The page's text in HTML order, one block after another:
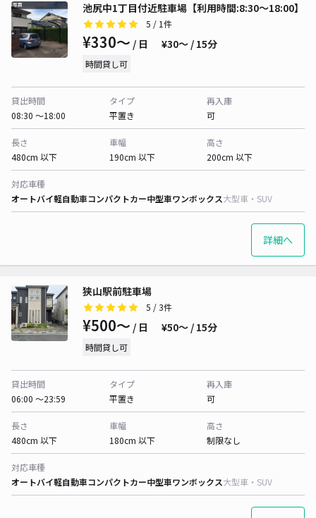
池尻中1丁目付近駐車場【利用時間:8:30～18:00】
5 / 1件
¥330〜 / 日 ¥30〜 / 15分
時間貸し可
貸出時間
08:30 〜18:00
タイプ
平置き
再入庫
可
長さ
480cm 以下
車幅
190cm 以下
高さ
200cm 以下
対応車種
オートバイ軽自動車コンパクトカー中型車ワンボックス大型車・SUV
詳細へ
狭山駅前駐車場
5 / 3件
¥500〜 / 日 ¥50〜 / 15分
時間貸し可
貸出時間
06:00 〜23:59
タイプ
平置き
再入庫
可
長さ
480cm 以下
車幅
180cm 以下
高さ
制限なし
対応車種
オートバイ軽自動車コンパクトカー中型車ワンボックス大型車・SUV